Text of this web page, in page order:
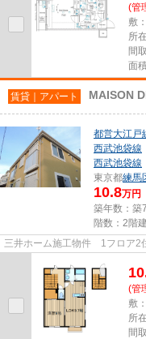
(管
敷
所
間
面
賃貸｜アパート MAISON
都営大江戸
西武池袋線
西武池袋線
東京都練馬
10.8万円
築年数：築
階数：2階建
三井ホーム施工物件 1フロア
(管
敷
所
間